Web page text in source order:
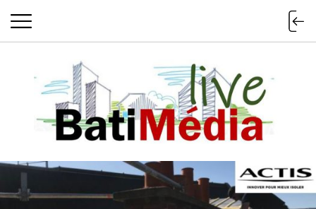
Batimedialive